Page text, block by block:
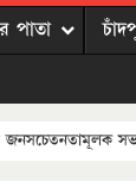
পাতা
জনসচেতনতামূলক